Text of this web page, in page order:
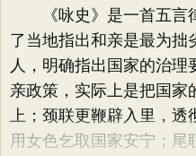
《咏史》是一首五言
了当地指出和亲是最为拙
人，明确指出国家的治理
亲政策，实际上是把国家
上；颈联更鞭辟入里，透
用女色乞取国家安宁；尾